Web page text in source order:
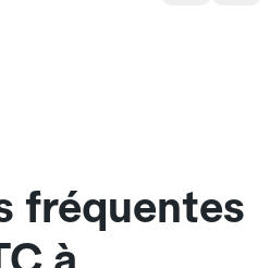
fréquentes